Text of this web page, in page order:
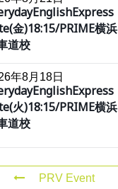
金)18:15/PRIME横浜
道校
年8月18日
火)18:15/PRIME横浜
道校
PRV Event